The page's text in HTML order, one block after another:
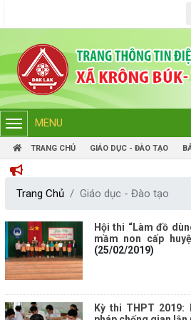
MENU
TRANG CHỦ GIÁO DỤC - ĐÀO TẠO
Trang Chủ Giáo dục - Đào tạo
Hội thi “Làm đồ
mầm non cấp
(25/02/2019)
Kỳ thi THPT 2019: